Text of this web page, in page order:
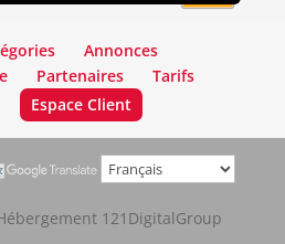
Annonces
Partenaires
Tarifs
Espace Client
121DigitalGroup